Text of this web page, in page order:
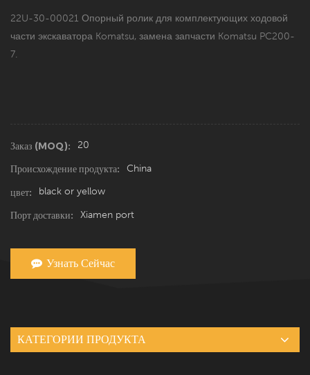
22U-30-00021 Опорный ролик для комплектующих ходовой
части экскаватора Komatsu, замена запчасти Komatsu PC200-
7.
Заказ (MOQ): 20
Происхождение продукта: China
цвет: black or yellow
Порт доставки: Xiamen port
Узнать Сейчас
КАТЕГОРИИ ПРОДУКТА